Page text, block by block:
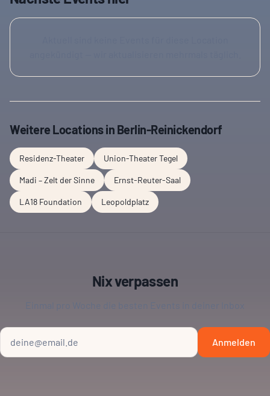
Weitere Locations in Berlin-Reinickendorf
Residenz-Theater Union-Theater Tegel
Madi – Zelt der Sinne Ernst-Reuter-Saal
LA18 Foundation Leopoldplatz
Nix verpassen
Anmelden